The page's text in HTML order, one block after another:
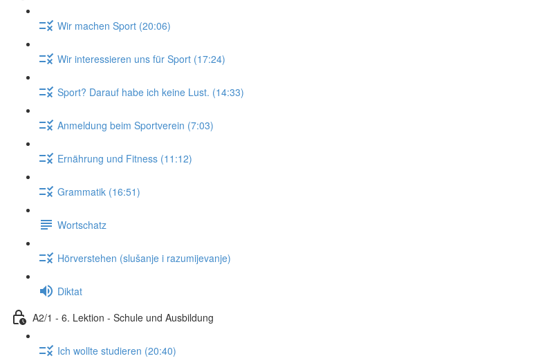
Wir machen Sport (20:06)
Wir interessieren uns für Sport (17:24)
Sport? Darauf habe ich keine Lust. (14:33)
Anmeldung beim Sportverein (7:03)
Ernährung und Fitness (11:12)
Grammatik (16:51)
Wortschatz
Hörverstehen (slušanje i razumijevanje)
Diktat
A2/1 - 6. Lektion - Schule und Ausbildung
Ich wollte studieren (20:40)